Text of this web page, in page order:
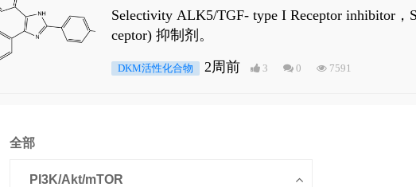
Selectivity ALK5/TGF- type I Receptor inhibitor
ceptor) 抑制剂。
DKM活性化合物 2周前 3 0 7591
全部
PI3K/Akt/mTOR